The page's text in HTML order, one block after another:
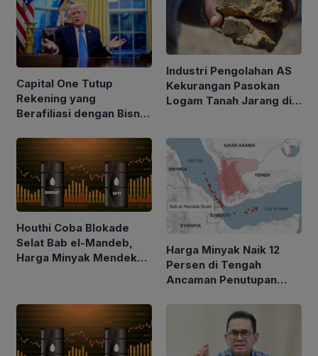
Capital One Tutup
Rekening yang
Berafiliasi dengan Bisnis
Industri Pengolahan AS
Kekurangan Pasokan
Logam Tanah Jarang di
Houthi Coba Blokade
Selat Bab el-Mandeb,
Harga Minyak Mendekati
Harga Minyak Naik 12
Persen di Tengah
Ancaman Penutupan